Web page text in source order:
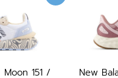
151 / New